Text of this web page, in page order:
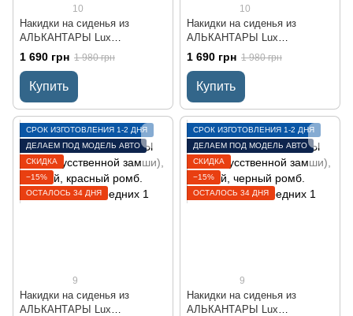
10
Накидки на сиденья из
АЛЬКАНТАРЫ Lux
(искусственной замши),
Синий, синие соты.
Премиум+. 2 передних
1 690 грн 1 980 грн
Купить
10
Накидки на сиденья из
АЛЬКАНТАРЫ Lux
(искусственной замши),
Черный, белые соты.
Премиум+. 2 передних
1 690 грн 1 980 грн
Купить
СРОК ИЗГОТОВЛЕНИЯ 1-2 ДНЯ
ДЕЛАЕМ ПОД МОДЕЛЬ АВТО
СКИДКА
−15%
ОСТАЛОСЬ 34 ДНЯ
9
Накидки на сиденья из
АЛЬКАНТАРЫ Lux
СРОК ИЗГОТОВЛЕНИЯ 1-2 ДНЯ
ДЕЛАЕМ ПОД МОДЕЛЬ АВТО
СКИДКА
−15%
ОСТАЛОСЬ 34 ДНЯ
9
Накидки на сиденья из
АЛЬКАНТАРЫ Lux